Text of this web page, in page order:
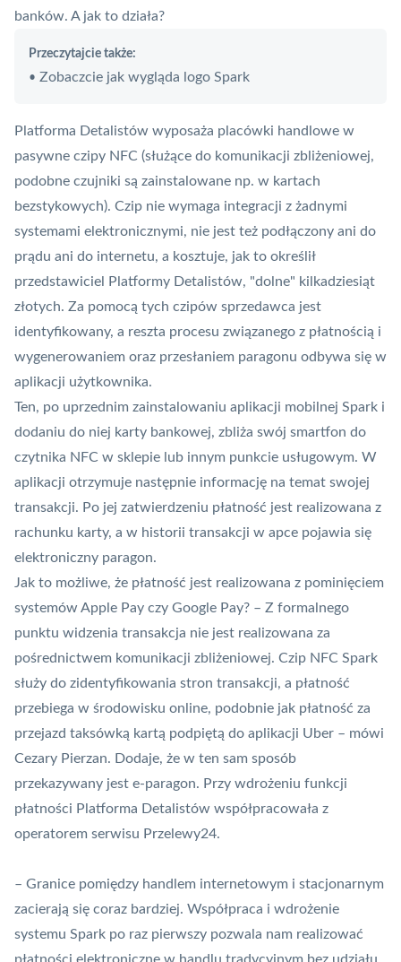
banków. A jak to działa?
Przeczytajcie także:
• Zobaczcie jak wygląda logo Spark
Platforma Detalistów wyposaża placówki handlowe w
pasywne czipy NFC (służące do komunikacji zbliżeniowej,
podobne czujniki są zainstalowane np. w kartach
bezstykowych). Czip nie wymaga integracji z żadnymi
systemami elektronicznymi, nie jest też podłączony ani do
prądu ani do internetu, a kosztuje, jak to określił
przedstawiciel Platformy Detalistów, "dolne" kilkadziesiąt
złotych. Za pomocą tych czipów sprzedawca jest
identyfikowany, a reszta procesu związanego z płatnością i
wygenerowaniem oraz przesłaniem paragonu odbywa się w
aplikacji użytkownika.
Ten, po uprzednim zainstalowaniu aplikacji mobilnej Spark i
dodaniu do niej karty bankowej, zbliża swój smartfon do
czytnika NFC w sklepie lub innym punkcie usługowym. W
aplikacji otrzymuje następnie informację na temat swojej
transakcji. Po jej zatwierdzeniu płatność jest realizowana z
rachunku karty, a w historii transakcji w apce pojawia się
elektroniczny paragon.
Jak to możliwe, że płatność jest realizowana z pominięciem
systemów Apple Pay czy Google Pay? – Z formalnego
punktu widzenia transakcja nie jest realizowana za
pośrednictwem komunikacji zbliżeniowej. Czip NFC Spark
służy do zidentyfikowania stron transakcji, a płatność
przebiega w środowisku online, podobnie jak płatność za
przejazd taksówką kartą podpiętą do aplikacji Uber – mówi
Cezary Pierzan. Dodaje, że w ten sam sposób
przekazywany jest e-paragon. Przy wdrożeniu funkcji
płatności Platforma Detalistów współpracowała z
operatorem serwisu Przelewy24.
– Granice pomiędzy handlem internetowym i stacjonarnym
zacierają się coraz bardziej. Współpraca i wdrożenie
systemu Spark po raz pierwszy pozwala nam realizować